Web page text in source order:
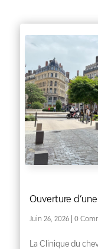
Ouverture
Juin 26, 2026| 0
La Clinique du